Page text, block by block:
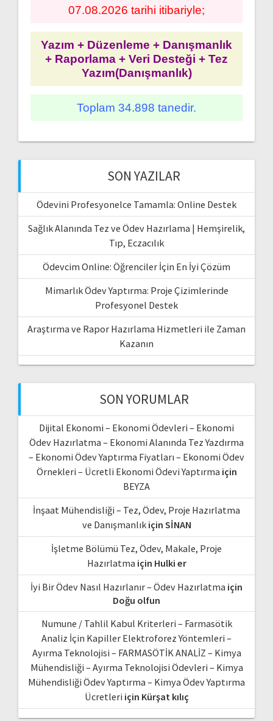
07.08.2026 tarihi itibariyle;
Yazım + Düzenleme + Danışmanlık
+ Raporlama + Veri Desteği + Tez
Yazım(Danışmanlık)
Toplam 34.898 tanedir.
SON YAZILAR
Ödevini Profesyonelce Tamamla: Online Destek
Sağlık Alanında Tez ve Ödev Hazırlama | Hemşirelik,
Tıp, Eczacılık
Ödevcim Online: Öğrenciler İçin En İyi Çözüm
Mimarlık Ödev Yaptırma: Proje Çizimlerinde
Profesyonel Destek
Araştırma ve Rapor Hazırlama Hizmetleri ile Zaman
Kazanın
SON YORUMLAR
Dijital Ekonomi – Ekonomi Ödevleri – Ekonomi
Ödev Hazırlatma – Ekonomi Alanında Tez Yazdırma
– Ekonomi Ödev Yaptırma Fiyatları – Ekonomi Ödev
Örnekleri – Ücretli Ekonomi Ödevi Yaptırma için
BEYZA
İnşaat Mühendisliği – Tez, Ödev, Proje Hazırlatma
ve Danışmanlıkiçin SİNAN
İşletme Bölümü Tez, Ödev, Makale, Proje
Hazırlatma için Hulki er
İyi Bir Ödev Nasıl Hazırlanır – Ödev Hazırlatma için
Doğu olfun
Numune / Tahlil Kabul Kriterleri – Farmasötik
Analiz İçin Kapiller Elektroforez Yöntemleri –
Ayırma Teknolojisi – FARMASÖTİK ANALİZ – Kimya
Mühendisliği – Ayırma Teknolojisi Ödevleri – Kimya
Mühendisliği Ödev Yaptırma – Kimya Ödev Yaptırma
Ücretleri için Kürşat kılıç